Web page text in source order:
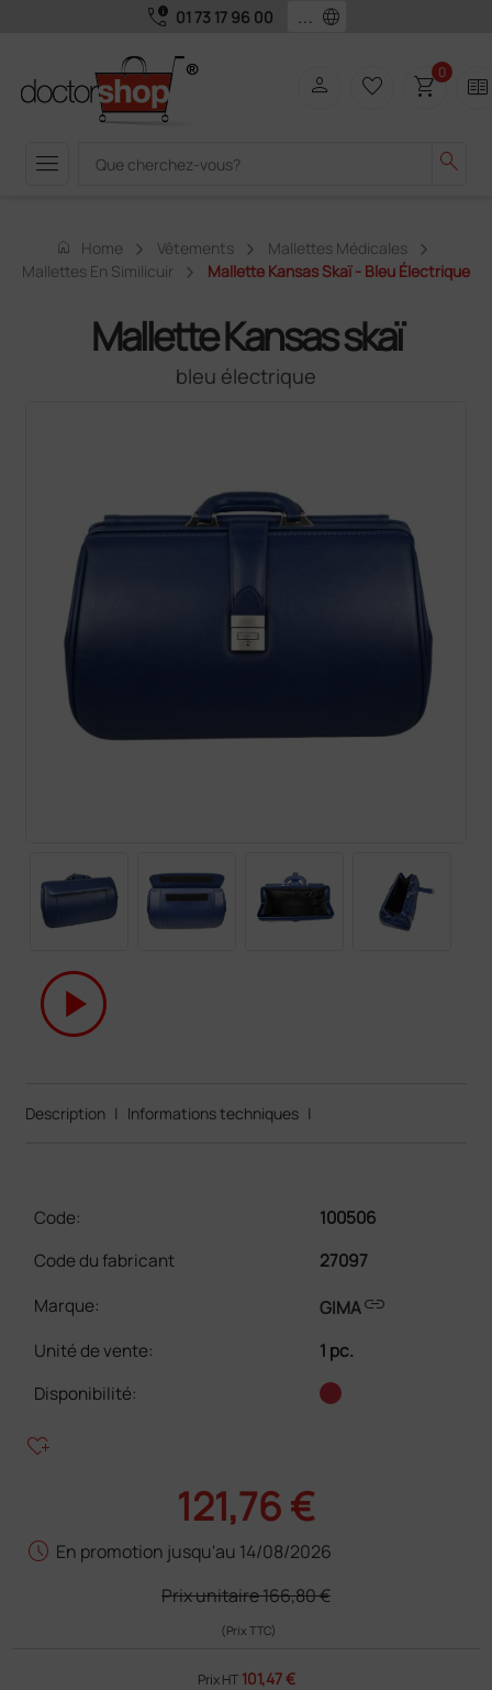
call_quality 01 73 17 96 00 language
menu search
person favorite_border shopping_cart0 two_pager
home Home Vêtements
Mallettes Médicales
Mallettes En Similicuir
Mallette Kansas Skaï - Bleu Électrique
Mallette Kansas skaï
bleu électrique
play_circle
Description | Informations techniques |
Code:
100506
Code du fabricant
27097
Marque:
GIMAlink
Unité de vente:
1 pc.
Disponibilité:
heart_plus
121,76 €
schedule En promotion jusqu'au 14/08/2026
Prix unitaire166,80 €
(Prix TTC)
Prix HT 101,47 €